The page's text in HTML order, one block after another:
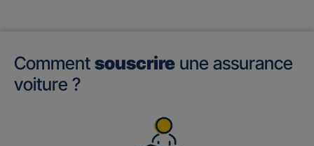
Comment souscrire une assurance
voiture ?